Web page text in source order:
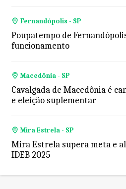
Fernandópolis - SP
Poupatempo de
funcionamento
Macedônia - SP
Cavalgada de Macedônia é
e eleição suplementar
Mira Estrela - SP
Mira Estrela supera meta e
IDEB 2025